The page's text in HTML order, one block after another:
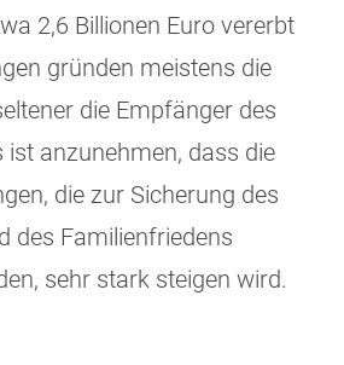
2,6 Billionen Euro vererbt
gründen meistens die
die Empfänger des
ist anzunehmen, dass die
die zur Sicherung des
des Familienfriedens
sehr stark steigen wird.